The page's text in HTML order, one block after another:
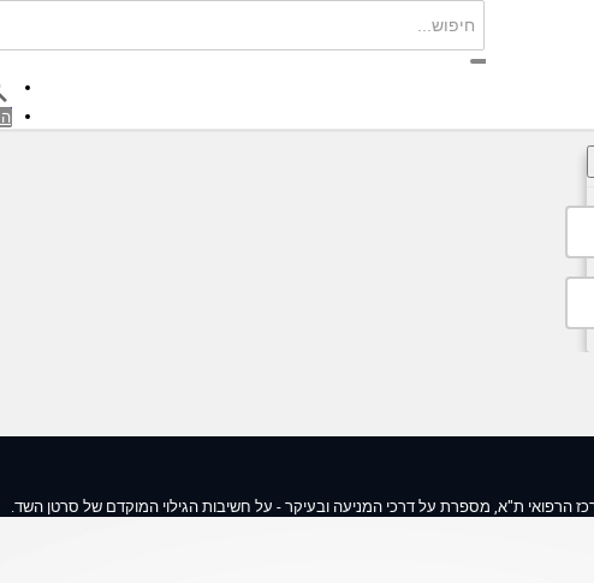
הרפואי ת"א, מספרת על דרכי המניעה ובעיקר - על חשיבות הגילוי המוקדם של סרטן השד.